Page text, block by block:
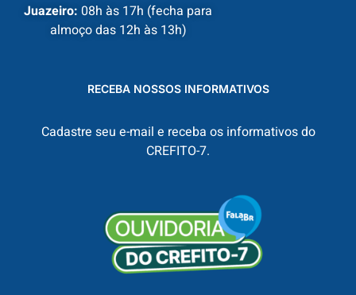
Juazeiro: 08h às 17h (fecha para
almoço das 12h às 13h)
RECEBA NOSSOS INFORMATIVOS
Cadastre seu e-mail e receba os informativos do
CREFITO-7.